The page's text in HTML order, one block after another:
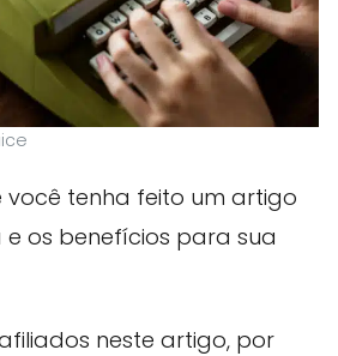
você tenha feito um artigo
os benefícios para sua
neste artigo, por